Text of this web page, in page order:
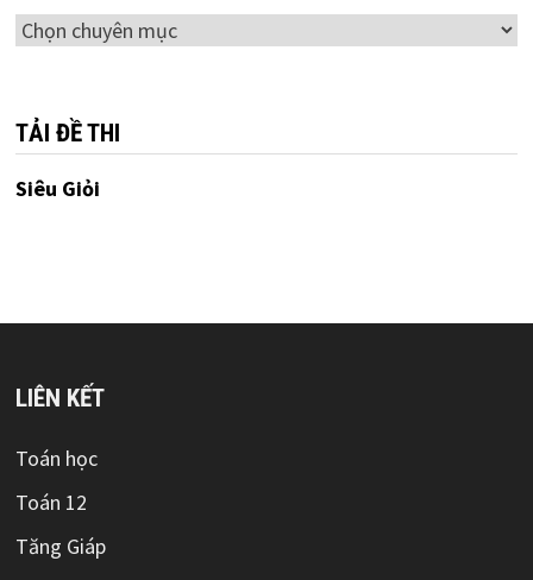
Chuyên
TẢI ĐỀ THI
Siêu Giỏi
LIÊN KẾT
Toán học
Toán 12
Tăng Giáp